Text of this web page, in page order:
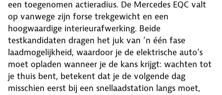
een toegenomen actieradius. De Mercedes EQC valt
op vanwege zijn forse trekgewicht en een
hoogwaardige interieurafwerking. Beide
testkandidaten dragen het juk van ’n één fase
laadmogelijkheid, waardoor je de elektrische auto’s
moet opladen wanneer je de kans krijgt: wachten tot
je thuis bent, betekent dat je de volgende dag
misschien eerst bij een snellaadstation langs moet,